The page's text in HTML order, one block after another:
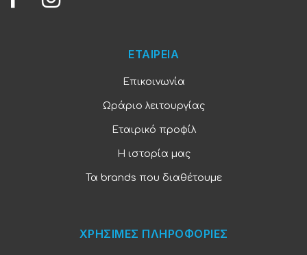
ΕΤΑΙΡΕΙΑ
Επικοινωνία
Ωράριο λειτουργίας
Εταιρικό προφίλ
Η ιστορία μας
Τα brands που διαθέτουμε
ΧΡΗΣΙΜΕΣ ΠΛΗΡΟΦΟΡΙΕΣ